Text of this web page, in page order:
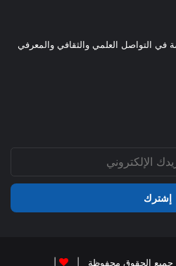
التواصل العلمي والثقافي والمعرفي